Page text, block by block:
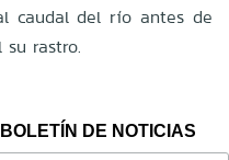
caudal del río antes de
rastro.
DE NOTICIAS